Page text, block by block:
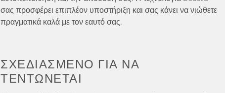
σας προσφέρει επιπλέον υποστήριξη και σας κάνει να νιώθετε
πραγματικά καλά με τον εαυτό σας.
ΣΧΕΔΙΑΣΜΈΝΟ ΓΙΑ ΝΑ
ΤΕΝΤΏΝΕΤΑΙ